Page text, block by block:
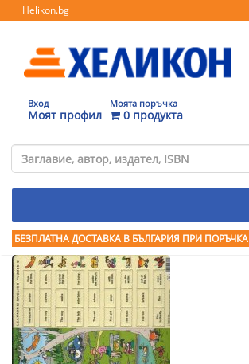
Helikon.bg
Вход
Моят профил
Моята поръчка
0 продукта
БЕЗПЛАТНА ДОСТАВКА В БЪЛГАРИЯ ПРИ ПОРЪЧКА